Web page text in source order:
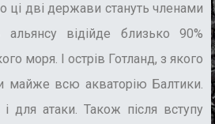
ці дві держави стануть членами
відійде близько 90%
моря. І острів Готланд, з якого
майже всю акваторію Балтики.
для атаки. Також після вступу